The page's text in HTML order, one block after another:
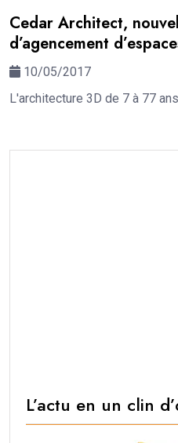
Cedar Architect,
d’agencement
10/05/2017
L'architecture 3D de 7 à 77
L’actu en un clin